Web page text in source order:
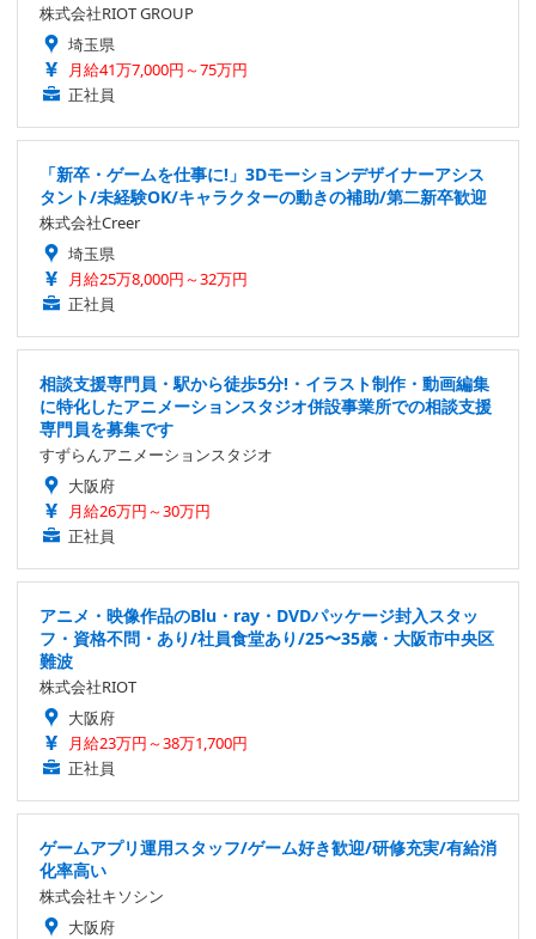
株式会社RIOT GROUP
埼玉県
月給41万7,000円～75万円
正社員
「新卒・ゲームを仕事に!」3Dモーションデザイナーアシス
タント/未経験OK/キャラクターの動きの補助/第二新卒歓迎
株式会社Creer
埼玉県
月給25万8,000円～32万円
正社員
相談支援専門員・駅から徒歩5分!・イラスト制作・動画編集
に特化したアニメーションスタジオ併設事業所での相談支援
専門員を募集です
すずらんアニメーションスタジオ
大阪府
月給26万円～30万円
正社員
アニメ・映像作品のBlu・ray・DVDパッケージ封入スタッ
フ・資格不問・あり/社員食堂あり/25〜35歳・大阪市中央区
難波
株式会社RIOT
大阪府
月給23万円～38万1,700円
正社員
ゲームアプリ運用スタッフ/ゲーム好き歓迎/研修充実/有給消
化率高い
株式会社キソシン
大阪府